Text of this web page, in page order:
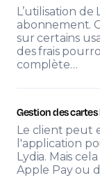
L’utilisation de
abonnement.
sur certains
des frais
complète…
Gestion des
Le client peut
l'application
Lydia. Mais
Apple Pay ou